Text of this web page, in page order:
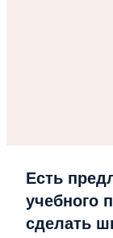
Есть
учебного
сделать